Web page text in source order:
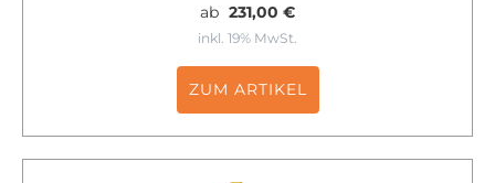
ab 231,00 €
inkl. 19% MwSt.
ZUM ARTIKEL